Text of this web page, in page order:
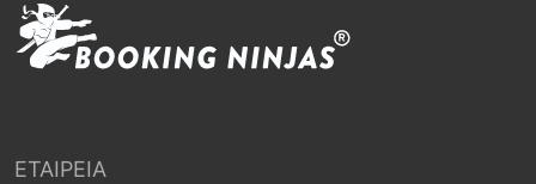
ΕΤΑΙΡΕΊΑ